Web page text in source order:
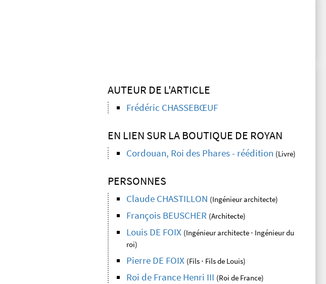
AUTEUR DE L'ARTICLE
Frédéric CHASSEBŒUF
EN LIEN SUR LA BOUTIQUE DE ROYAN
Cordouan, Roi des Phares - réédition (Livre)
PERSONNES
Claude CHASTILLON (Ingénieur architecte)
François BEUSCHER (Architecte)
Louis DE FOIX (Ingénieur architecte ⋅ Ingénieur du
roi)
Pierre DE FOIX (Fils ⋅ Fils de Louis)
Roi de France Henri III (Roi de France)